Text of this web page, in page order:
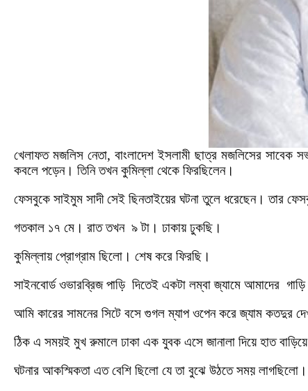
খেলাফত মজলিস নেতা, বাংলাদেশ ইসলামী ছাত্র মজলিসের সাবেক
কবলে পড়েন। তিনি তখন কুমিল্লা থেকে ফিরছিলেন।
ফেসবুকে সাইমুম সাদী সেই ছিনতাইয়ের ঘটনা তুলে ধরেছেন। তার
গতকাল ১৭ মে। রাত তখন ৯ টা। ঢাকায় ঢুকছি।
কুমিল্লায় প্রোগ্রাম ছিলো। শেষ করে ফিরছি।
সাইনবোর্ড ওভারব্রিজ পাড়ি দিতেই একটা লম্বা জ্যামে আমাদের
আমি কারের সামনের সিটে বসে গুগল ম্যাপ ওপেন করে জ্যাম কতদুর
ঠিক এ সময়ই মুখ রুমালে ঢাকা এক যুবক এসে জানালা দিয়ে হাত
ঘটনার আকস্মিকতা এত বেশি ছিলো যে তা বুঝে উঠতে সময় লাগছিলো।